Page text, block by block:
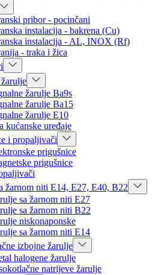
pribor - pocinčani
instalacija - bakrena (Cu)
instalacija - AL, INOX (Rf)
- traka i žica
žarulje Ba9s
žarulje Ba15
žarulje E10
kućanske uređaje
i propaljivači
prigušnice
prigušnice
žarnom niti E14, E27, E40, B22
sa žarnom niti E27
sa žarnom niti B22
niskonaponske
sa žarnom niti E14
izbojne žarulje
halogene žarulje
natrijeve žarulje